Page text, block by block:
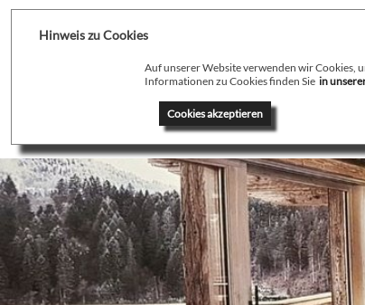
Hinweis zu Cookies
Auf unserer Website verwenden wir Cookies,
Informationen zu Cookies finden Sie in
Cookies akzeptieren